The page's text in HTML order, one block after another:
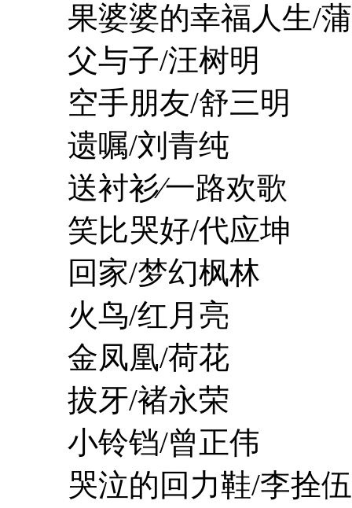
果婆婆的幸福人生/
父与子/汪树明
空手朋友/舒三明
遗嘱/刘青纯
送衬衫∕一路欢歌
笑比哭好/代应坤
回家/梦幻枫林
火鸟/红月亮
金凤凰/荷花
拔牙/褚永荣
小铃铛/曾正伟
哭泣的回力鞋/李拴伍